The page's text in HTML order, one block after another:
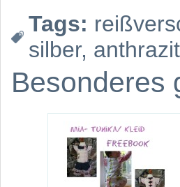
Tags:
silber, anthrazit
Besonderes